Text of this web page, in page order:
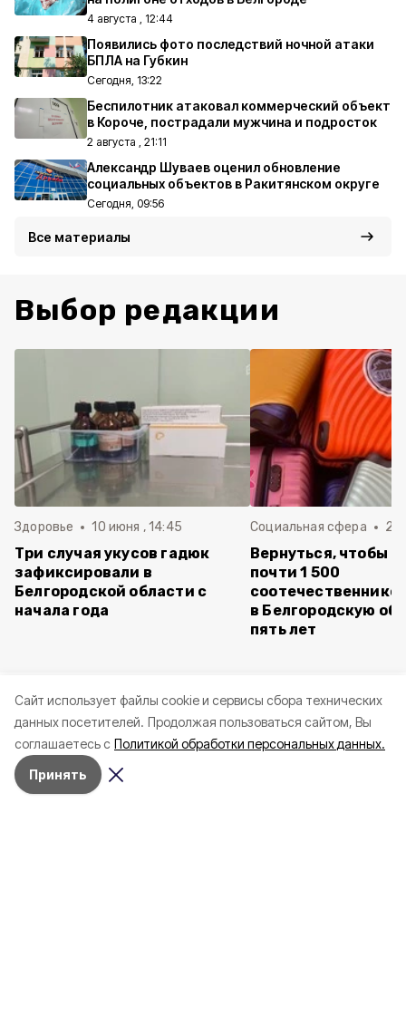
Cайт использует файлы cookie и сервисы сбора технических
данных посетителей. Продолжая пользоваться сайтом, Вы
соглашаетесь с Политикой обработки персональных данных.
Принять
4 августа , 12:44
Появились фото последствий ночной атаки
БПЛА на Губкин
Сегодня, 13:22
Беспилотник атаковал коммерческий объект
в Короче, пострадали мужчина и подросток
2 августа , 21:11
Александр Шуваев оценил обновление
социальных объектов в Ракитянском округе
Сегодня, 09:56
Все материалы
Выбор редакции
Здоровье 10 июня , 14:45
Три случая укусов гадюк
зафиксировали в
Белгородской области с
начала года
Социальная сфера 20
Вернуться, чтобы
почти 1 500
в Белгородскую
пять лет